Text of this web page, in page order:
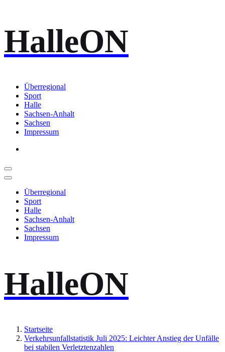
Inhalt
springen
HalleON
Überregional
Sport
Halle
Sachsen-Anhalt
Sachsen
Impressum
Überregional
Sport
Halle
Sachsen-Anhalt
Sachsen
Impressum
HalleON
Startseite
Verkehrsunfallstatistik Juli 2025: Leichter Anstieg der Unfälle
bei stabilen Verletztenzahlen